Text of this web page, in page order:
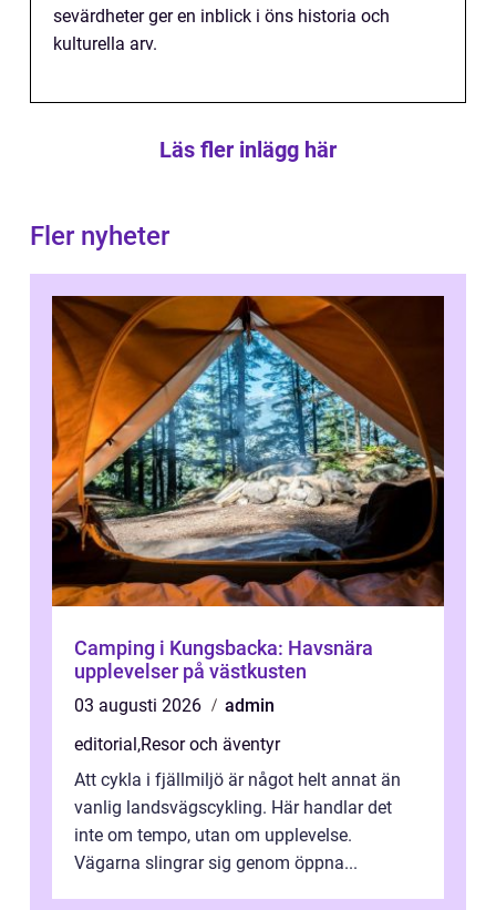
sevärdheter ger en inblick i öns historia och
kulturella arv.
Läs fler inlägg här
Fler nyheter
Camping i Kungsbacka: Havsnära
upplevelser på västkusten
03 augusti 2026
admin
editorial,Resor och äventyr
Att cykla i fjällmiljö är något helt annat än
vanlig landsvägscykling. Här handlar det
inte om tempo, utan om upplevelse.
Vägarna slingrar sig genom öppna...